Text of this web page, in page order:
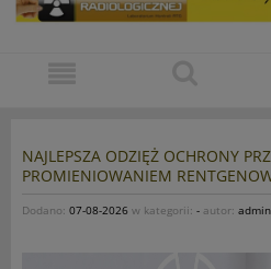
NAJLEPSZA ODZIĘŻ OCHRONY
PROMIENIOWANIEM
Dodano: 07-08-2026 w kategorii: - autor: admin